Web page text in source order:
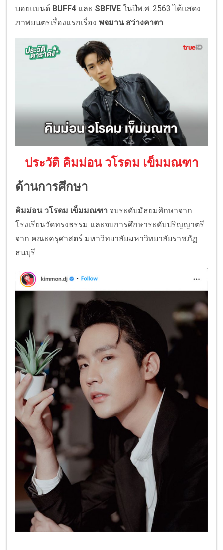
บอยแบนด์ BUFF4 และ SBFIVE ในปีพ.ศ. 2563 ได้แสดง
ภาพยนตรเรื่องแรกเรื่อง พจมาน สว่างคาตา
ประวัติ คิมม่อน วโรดม เข็มมณฑา
ด้านการศึกษา
คิมม่อน วโรดม เข็มมณฑา จบระดับมัธยมศึกษาจาก
โรงเรียนวัดทรงธรรม และจบการศึกษาระดับปริญญาตรี
จาก คณะครุศาสตร์ มหาวิทยาลัยมหาวิทยาลัยราชภัฏ
ธนบุรี